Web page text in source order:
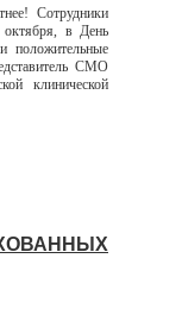
Сотрудники
в День
положительные
СМО
клинической